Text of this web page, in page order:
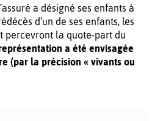
a désigné ses enfants à
d’un de ses enfants, les
percevront la quote-part du
a été envisagée
(par la précision « vivants ou